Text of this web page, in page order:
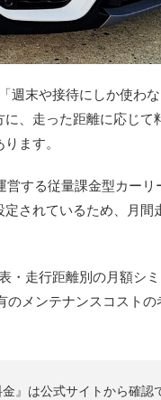
週末や接待にしか使わ
、走った距離に応じて
ます。
する従量課金型カー
されているため、月間
・走行距離別の月額シ
メンテナンスコスト
』は公式サイトから確認